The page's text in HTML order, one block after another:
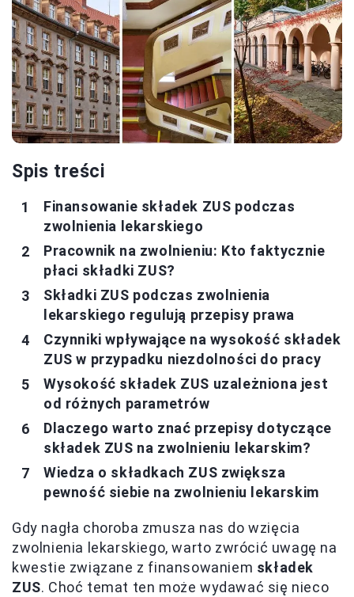
Spis treści
Finansowanie składek ZUS podczas
zwolnienia lekarskiego
Pracownik na zwolnieniu: Kto faktycznie
płaci składki ZUS?
Składki ZUS podczas zwolnienia
lekarskiego regulują przepisy prawa
Czynniki wpływające na wysokość składek
ZUS w przypadku niezdolności do pracy
Wysokość składek ZUS uzależniona jest
od różnych parametrów
Dlaczego warto znać przepisy dotyczące
składek ZUS na zwolnieniu lekarskim?
Wiedza o składkach ZUS zwiększa
pewność siebie na zwolnieniu lekarskim
Gdy nagła choroba zmusza nas do wzięcia
zwolnienia lekarskiego, warto zwrócić uwagę na
kwestie związane z finansowaniem składek
ZUS. Choć temat ten może wydawać się nieco